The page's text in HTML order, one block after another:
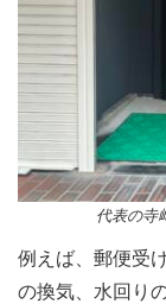
代表の寺
例えば、郵便受
の換気、水回り